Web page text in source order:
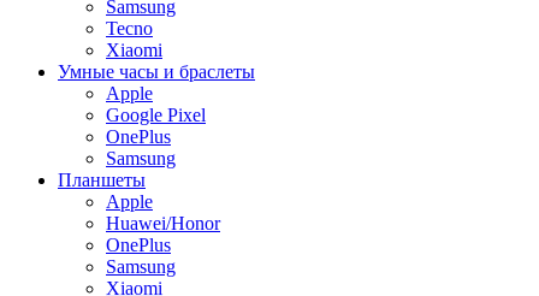
Samsung
Tecno
Xiaomi
Умные часы и браслеты
Apple
Google Pixel
OnePlus
Samsung
Планшеты
Apple
Huawei/Honor
OnePlus
Samsung
Xiaomi